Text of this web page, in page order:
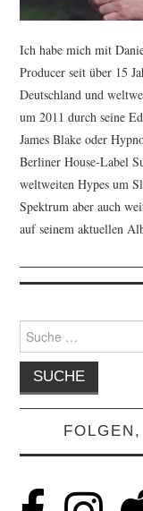
Ich habe mich mit
Producer seit über 15
Deutschland und
um 2011 durch seine
James Blake oder
Berliner House-Label
weltweiten Hypes um
Spektrum aber auch
auf seinem aktuellen
nach: